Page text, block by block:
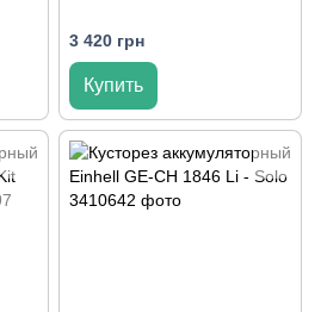
3 420 грн
Купить